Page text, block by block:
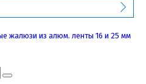
жалюзи из алюм. ленты 16 и 25 мм